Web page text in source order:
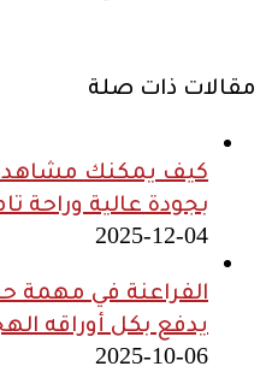
مقالات ذات صلة
كيف يمكنك
بجودة عالية وراحة
2025-12-04
الفراعنة في
يدفع بكل أوراقه
2025-10-06